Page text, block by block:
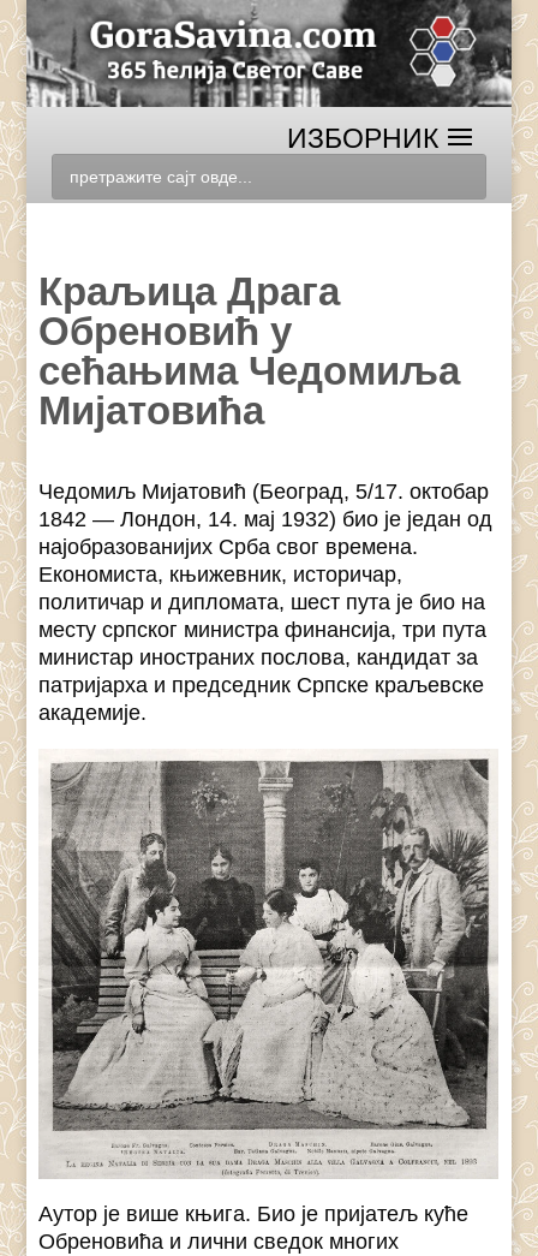
Краљица Драга
Обреновић у
сећањима Чедомиља
Мијатовића
Чедомиљ Мијатовић (Београд, 5/17. октобар
1842 — Лондон, 14. мај 1932) био је један од
најобразованијих Срба свог времена.
Економиста, књижевник, историчар,
политичар и дипломата, шест пута је био на
месту српског министра финансија, три пута
министар иностраних послова, кандидат за
патријарха и председник Српске краљевске
академије.
Аутор је више књига. Био је пријатељ куће
Обреновића и лични сведок многих